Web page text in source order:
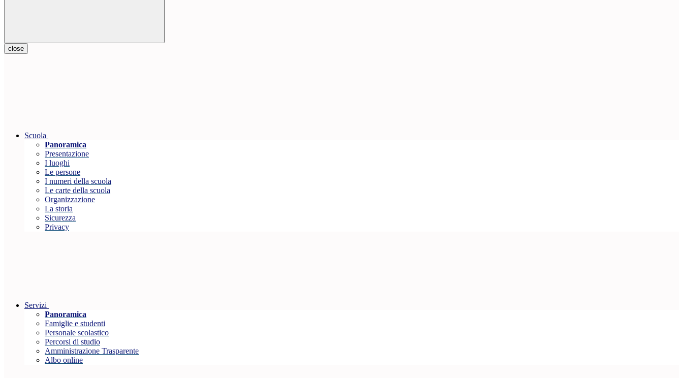
close
Scuola
Panoramica
Presentazione
I luoghi
Le persone
I numeri della scuola
Le carte della scuola
Organizzazione
La storia
Sicurezza
Privacy
Servizi
Panoramica
Famiglie e studenti
Personale scolastico
Percorsi di studio
Amministrazione Trasparente
Albo online